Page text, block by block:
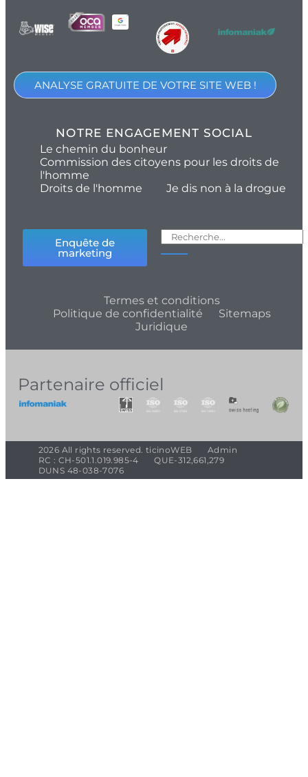
ANALYSE GRATUITE DE VOTRE SITE WEB !
NOTRE ENGAGEMENT SOCIAL
Le chemin du bonheur
Commission des citoyens pour les droits de
l'homme
Droits de l'homme
Je dis non à la drogue
Enquête de
marketing
Termes et conditions
Politique de confidentialité
Sitemaps
Juridique
Partenaire officiel
2026 All rights reserved. ticinoWEB
Admin
RC : CH-501.1.019.985-4
QUE-312,661,279
DUNS 48-038-7076